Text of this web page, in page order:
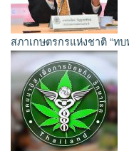
สภาเกษตรกรแห่งชาติ “ท